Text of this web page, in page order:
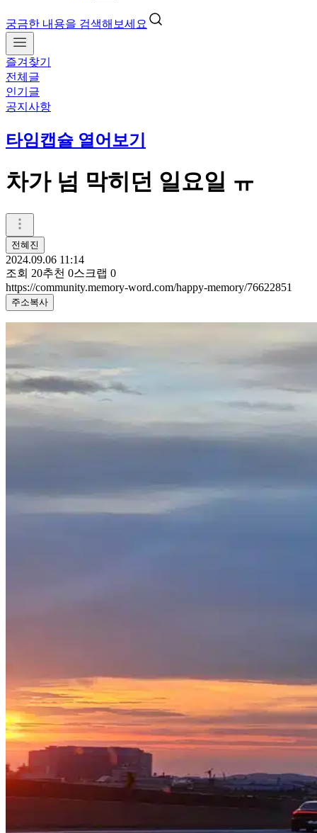
궁금한 내용을 검색해보세요
즐겨찾기
전체글
인기글
공지사항
타임캡슐 열어보기
차가 넘 막히던 일요일 ㅠ
전혜진
2024.09.06 11:14
조회 20추천 0스크랩 0
https://community.memory-word.com/happy-memory/76622851
주소복사